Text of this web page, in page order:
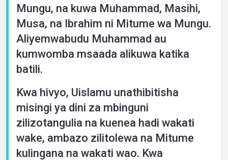
Mungu, na kuwa Muhammad, Masihi,
Musa, na Ibrahim ni Mitume wa Mungu.
Aliyemwabudu Muhammad au
kumwomba msaada alikuwa katika
batili.
Kwa hivyo, Uislamu unathibitisha
misingi ya dini za mbinguni
zilizotangulia na kuenea hadi wakati
wake, ambazo zilitolewa na Mitume
kulingana na wakati wao. Kwa